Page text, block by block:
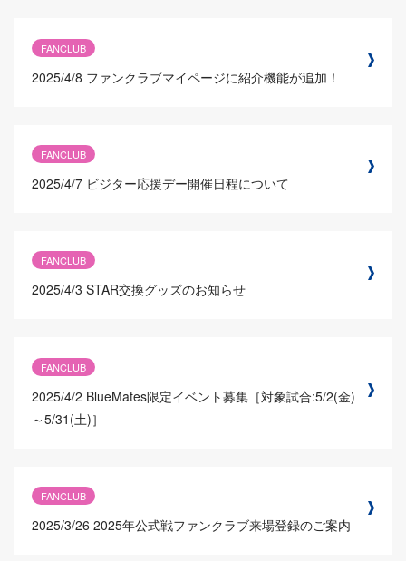
FANCLUB
2025/4/8 ファンクラブマイページに紹介機能が追加！
FANCLUB
2025/4/7 ビジター応援デー開催日程について
FANCLUB
2025/4/3 STAR交換グッズのお知らせ
FANCLUB
2025/4/2 BlueMates限定イベント募集［対象試合:5/2(金)
～5/31(土)］
FANCLUB
2025/3/26 2025年公式戦ファンクラブ来場登録のご案内